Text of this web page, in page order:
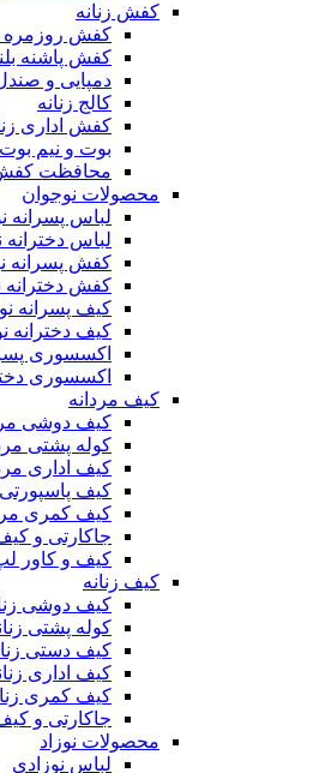
کفش زنانه
کفش روزمره
کفش پاشنه
دمپایی و
کالج زنانه
کفش اداری
بوت و نیم بوت
محافظت کفش
محصولات نوجوان
لباس پسرانه
لباس دخترانه
کفش پسرانه
کفش دخترانه
کیف پسرانه
کیف دخترانه
اکسسوری
اکسسوری
کیف مردانه
کیف دوشی
کوله پشتی
کیف اداری
کیف
کیف کمری
جاکارتی و
کیف و کاور
کیف زنانه
کیف دوشی
کوله پشتی
کیف دستی
کیف اداری
کیف کمری
جاکارتی و
محصولات نوزاد
لباس نوزادی